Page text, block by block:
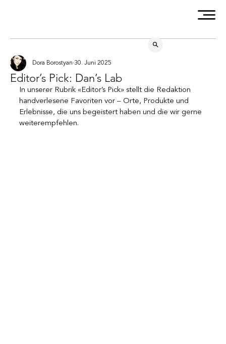
Editor’s Pick: Dan’s Lab
Dora Borostyan 30. Juni 2025
In unserer Rubrik «Editor’s Pick» stellt die Redaktion
handverlesene Favoriten vor – Orte, Produkte und
Erlebnisse, die uns begeistert haben und die wir gerne
weiterempfehlen.